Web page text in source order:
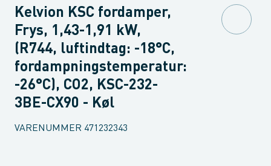
Kelvion KSC fordamper,
Frys, 1,43-1,91 kW,
(R744, luftindtag: -18°C,
fordampningstemperatur:
-26°C), CO2, KSC-232-
3BE-CX90 - Køl
VARENUMMER 471232343